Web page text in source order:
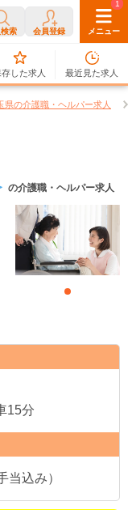
索 会員登録 メニュー
0
した求人
1
最近見た求人
県の介護職・ヘルパー求人
の介護職・ヘルパー求人
15分
当込み）